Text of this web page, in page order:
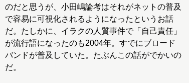
のだと思うが、小田嶋論考はそれがネットの普及
で容易に可視化されるようになったというお話
だ。たしかに、イラクの人質事件で「自己責任」
が流行語になったのも2004年。すでにブロード
バンドが普及していた。たぶんこの話がでかいの
だ。